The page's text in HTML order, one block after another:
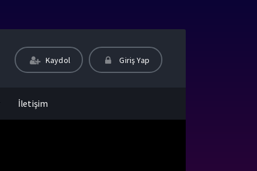
Kaydol Giriş Yap
İletişim